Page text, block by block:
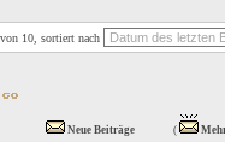
10, sortiert nach
Neue Beiträge (